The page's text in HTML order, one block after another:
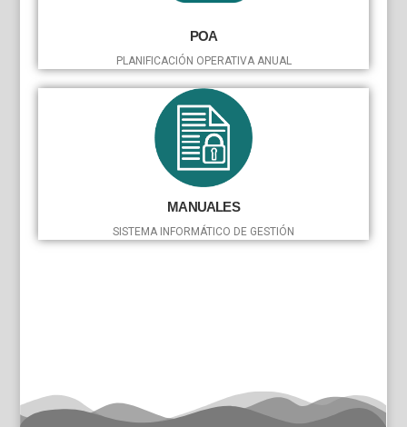
POA
PLANIFICACIÓN OPERATIVA ANUAL
MANUALES
SISTEMA INFORMÁTICO DE GESTIÓN